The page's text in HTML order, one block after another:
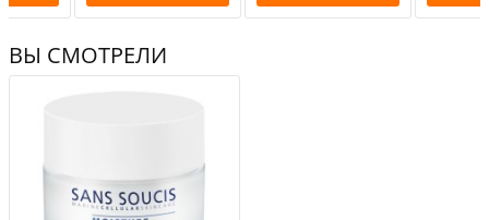
ВЫ СМОТРЕЛИ